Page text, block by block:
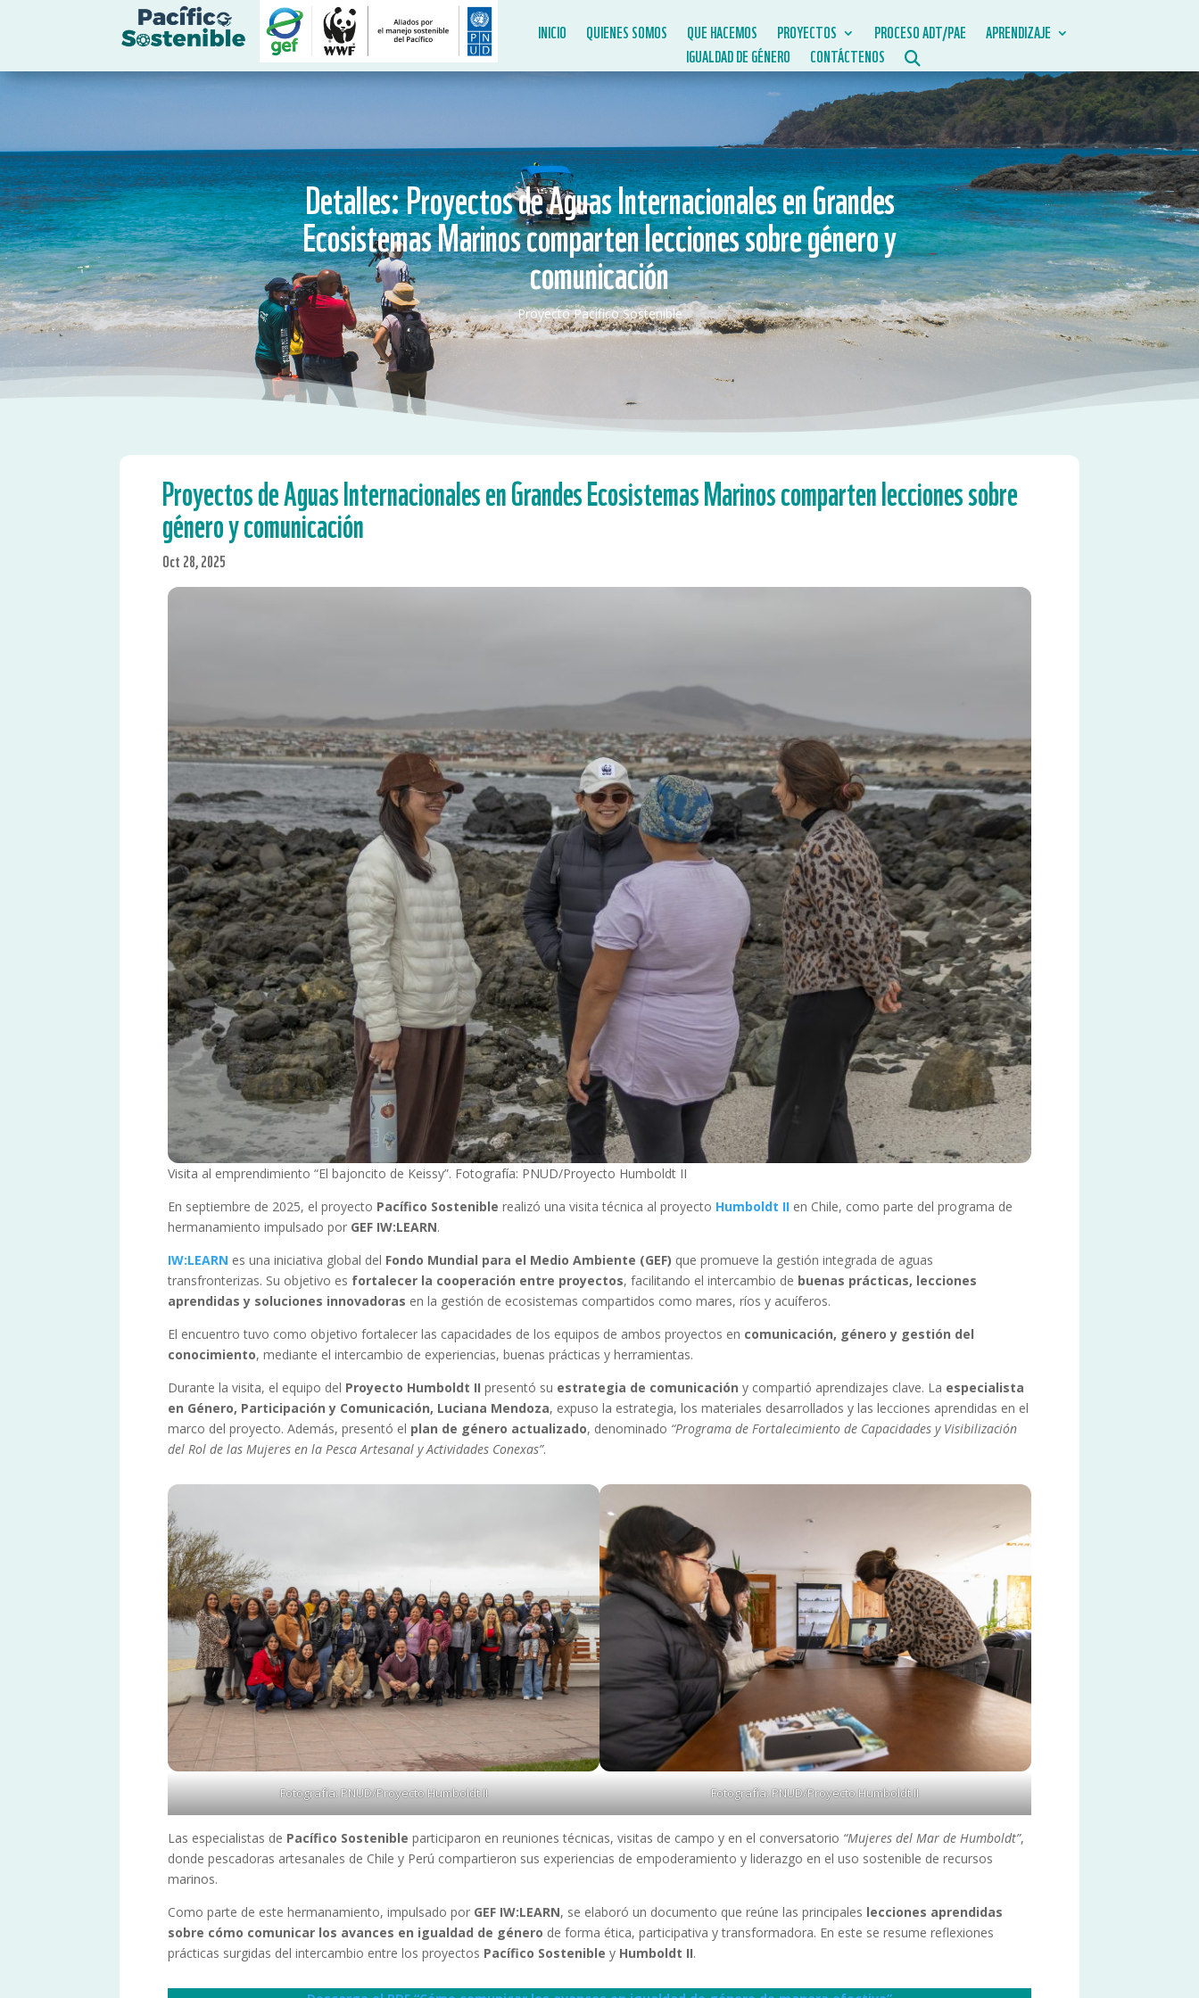
INICIO QUIENES SOMOS QUE HACEMOS PROYECTOS PROCESO ADT/PAE
APRENDIZAJE
IGUALDAD DE GÉNERO
CONTÁCTENOS
Detalles: Proyectos de Aguas Internacionales en Grandes
Ecosistemas Marinos comparten lecciones sobre género y
comunicación
Proyecto Pacífico Sostenible
Proyectos de Aguas Internacionales en Grandes Ecosistemas Marinos comparten lecciones sobre
género y comunicación
Oct 28, 2025
Visita al emprendimiento “El bajoncito de Keissy”. Fotografía: PNUD/Proyecto Humboldt II
En septiembre de 2025, el proyecto Pacífico Sostenible realizó una visita técnica al proyecto Humboldt II en Chile, como parte del programa de
hermanamiento impulsado por GEF IW:LEARN.
IW:LEARN es una iniciativa global del Fondo Mundial para el Medio Ambiente (GEF) que promueve la gestión integrada de aguas
transfronterizas. Su objetivo es fortalecer la cooperación entre proyectos, facilitando el intercambio de buenas prácticas, lecciones
aprendidas y soluciones innovadoras en la gestión de ecosistemas compartidos como mares, ríos y acuíferos.
El encuentro tuvo como objetivo fortalecer las capacidades de los equipos de ambos proyectos en comunicación, género y gestión del
conocimiento, mediante el intercambio de experiencias, buenas prácticas y herramientas.
Durante la visita, el equipo del Proyecto Humboldt II presentó su estrategia de comunicación y compartió aprendizajes clave. La especialista
en Género, Participación y Comunicación, Luciana Mendoza, expuso la estrategia, los materiales desarrollados y las lecciones aprendidas en el
marco del proyecto. Además, presentó el plan de género actualizado, denominado “Programa de Fortalecimiento de Capacidades y Visibilización
del Rol de las Mujeres en la Pesca Artesanal y Actividades Conexas”.
Fotografía: PNUD/Proyecto Humboldt II Fotografía: PNUD/Proyecto Humboldt II
Las especialistas de Pacífico Sostenible participaron en reuniones técnicas, visitas de campo y en el conversatorio “Mujeres del Mar de Humboldt”,
donde pescadoras artesanales de Chile y Perú compartieron sus experiencias de empoderamiento y liderazgo en el uso sostenible de recursos
marinos.
Como parte de este hermanamiento, impulsado por GEF IW:LEARN, se elaboró un documento que reúne las principales lecciones aprendidas
sobre cómo comunicar los avances en igualdad de género de forma ética, participativa y transformadora. En este se resume reflexiones
prácticas surgidas del intercambio entre los proyectos Pacífico Sostenible y Humboldt II.